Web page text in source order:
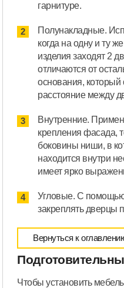
гарнитуре.
Полунакладные.
когда на одну и ту
изделия заходят 2
отличаются от
основания,
расстояние между
Внутренние.
крепления фасада,
боковины ниши, в
находится внутри
имеет ярко
Угловые. С
закреплять дверцы
Вернуться к
Чтобы установить